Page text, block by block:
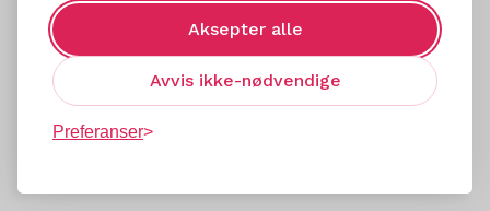
Aksepter alle
Avvis ikke-nødvendige
Preferanser